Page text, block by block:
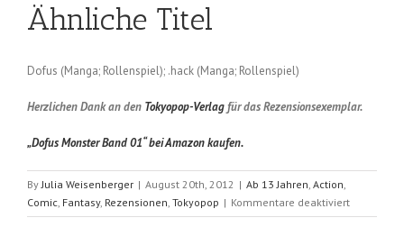
Ähnliche Titel
Dofus (Manga; Rollenspiel); .hack (Manga; Rollenspiel)
Herzlichen Dank an den Tokyopop-Verlagfür das Rezensionsexemplar.
„Dofus Monster Band 01“ bei Amazon kaufen.
By Julia Weisenberger | August 20th, 2012 | Ab 13 Jahren Action
Comic Fantasy, Rezensionen Tokyopop | Kommentare deaktiviertfür
Dofus